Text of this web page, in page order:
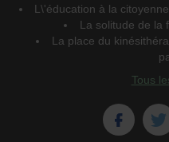
L\'éducation à la
La solitude de la
La place du
Tous